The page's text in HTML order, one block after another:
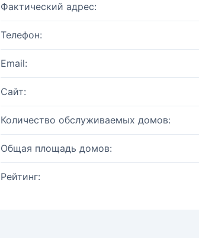
Фактический адрес:
Телефон:
Email:
Сайт:
Количество обслуживаемых домов:
Общая площадь домов:
Рейтинг: